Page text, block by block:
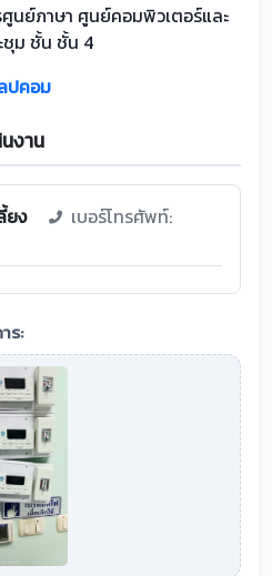
ศูนย์ภาษา ศูนย์คอมพิวเตอร์และ
ชุม ชั้น ชั้น 4
ปคอม
งาน
ยง
เบอร์โทรศัพท์:
ร: